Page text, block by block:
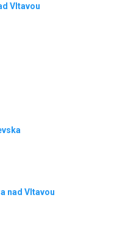
Vltavou
nad Vltavou